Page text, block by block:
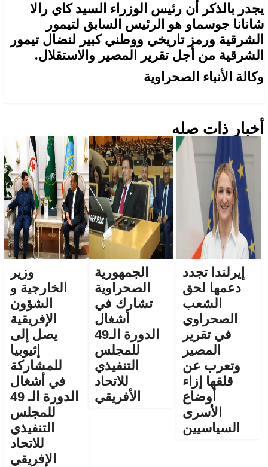
يجدر بالذكر أن رئيس الوزراء السيد كاي رالا
شانانا جوسماو هو الرئيس السابق لتيمور
الشرقية ورمز تاريخي ووطني كبير لنضال تيمور
الشرقية من أجل تقرير المصير والاستقلال.
وكالة الأنباء الصحراوية
أخبار ذات صله
إيرلندا تجدد
دعمها لحق
الشعب
الصحراوي
في تقرير
المصير
وتعرب عن
قلقها إزاء
أوضاع
الأسرى
السياسيين
الجمهورية
الصحراوية
تشارك في
أشغال
الدورة الـ49
للمجلس
التنفيذي
للاتحاد
الأفريقي
وزير
الخارجية و
الشؤون
الإفريقية
يصل إلى
إثيوبيا
للمشاركة
في أشغال
الدورة الـ 49
للمجلس
التنفيذي
للاتحاد
الإفريقي